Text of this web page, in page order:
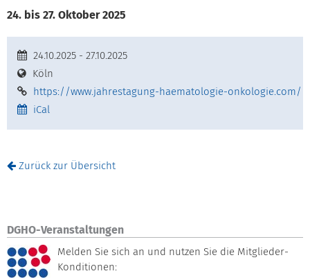
24. bis 27. Oktober 2025
24.10.2025 - 27.10.2025
Köln
https://www.jahrestagung-haematologie-onkologie.com/
iCal
Zurück zur Übersicht
DGHO-Veranstaltungen
Melden Sie sich an und nutzen Sie die Mitglieder-
Konditionen: